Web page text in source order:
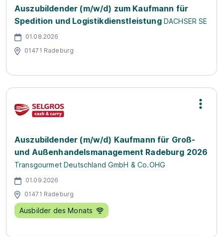
Auszubildender (m/w/d) zum Kaufmann für
Spedition und Logistikdienstleistung DACHSER SE
01.08.2026
01471 Radeburg
Auszubildender (m/w/d) Kaufmann für Groß-
und Außenhandelsmanagement Radeburg 2026
Transgourmet Deutschland GmbH & Co.OHG
01.09.2026
01471 Radeburg
Ausbilder des Monats